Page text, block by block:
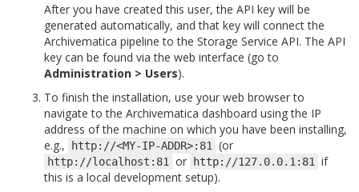
After you have created this user, the API key will be
generated automatically, and that key will connect the
Archivematica pipeline to the Storage Service API. The API
key can be found via the web interface (go to
Administration > Users).
To finish the installation, use your web browser to
navigate to the Archivematica dashboard using the IP
address of the machine on which you have been installing,
e.g.,
http://<MY-IP-ADDR>:81 (or
http://localhost:81 or http://127.0.0.1:81
if
this is a local development setup).